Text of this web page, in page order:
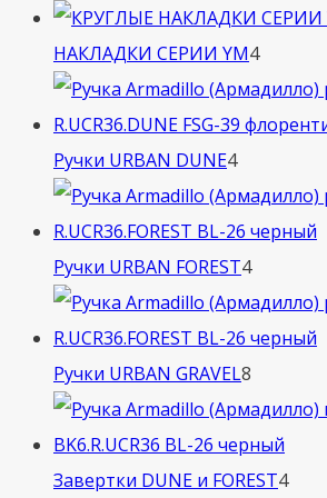
товара
НАКЛАДКИ СЕРИИ YM44
товара
Ручки URBAN DUNE44
товара
Ручки URBAN FOREST44
товара
Ручки URBAN GRAVEL8
товаров
Завертки DUNE и FOREST44